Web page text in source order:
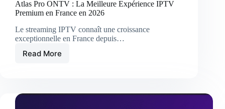
Atlas Pro ONTV : La Meilleure Expérience IPTV
Premium en France en 2026
Le streaming IPTV connaît une croissance
exceptionnelle en France depuis…
Read More
Atlas
La